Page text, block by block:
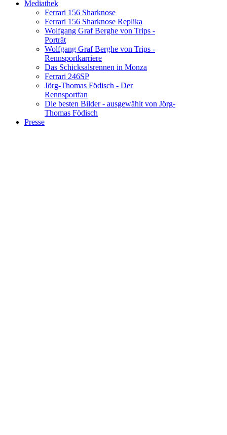
Mediathek
Ferrari 156 Sharknose
Ferrari 156 Sharknose Replika
Wolfgang Graf Berghe von Trips -
Porträt
Wolfgang Graf Berghe von Trips -
Rennsportkarriere
Das Schicksalsrennen in Monza
Ferrari 246SP
Jörg-Thomas Födisch - Der
Rennsportfan
Die besten Bilder - ausgewählt von Jörg-
Thomas Födisch
Presse